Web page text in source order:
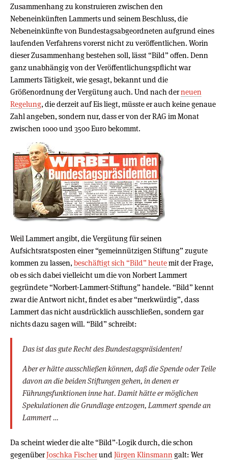
Zusammenhang zu konstruieren zwischen den
Nebeneinkünften Lammerts und seinem Beschluss, die
Nebeneinkünfte von Bundestagsabgeordneten aufgrund eines
laufenden Verfahrens vorerst nicht zu veröffentlichen. Worin
dieser Zusammenhang bestehen soll, lässt “Bild” offen. Denn
ganz unabhängig von der Veröffentlichungspflicht war
Lammerts Tätigkeit, wie gesagt, bekannt und die
Größenordnung der Vergütung auch. Und nach derneuen
Regelung, die derzeit auf Eis liegt, müsste er auch keine genaue
Zahl angeben, sondern nur, dass er von der RAG im Monat
zwischen 1000 und 3500 Euro bekommt.
Weil Lammert angibt, die Vergütung für seinen
Aufsichtsratsposten einer “gemeinnützigen Stiftung” zugute
kommen zu lassen, beschäftigt sich “Bild” heutemit der Frage,
ob es sich dabei vielleicht um die von Norbert Lammert
gegründete “Norbert-Lammert-Stiftung” handele. “Bild” kennt
zwar die Antwort nicht, findet es aber “merkwürdig”, dass
Lammert das nicht ausdrücklich ausschließen, sondern gar
nichts dazu sagen will. “Bild” schreibt:
Das ist das gute Recht des Bundestagspräsidenten!
Aber er hätte ausschließen können, daß die Spende oder Teile
davon an die beiden Stiftungen gehen, in denen er
Führungsfunktionen inne hat. Damit hätte er möglichen
Spekulationen die Grundlage entzogen, Lammert spende an
Lammert …
Da scheint wieder die alte “Bild”-Logik durch, die schon
gegenüberJoschka Fischerund Jürgen Klinsmann galt: Wer